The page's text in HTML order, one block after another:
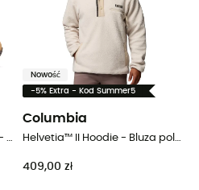
Burnsider Omni-Heat Infinity - Śniegowce meskie
Nowość
-5% Extra - Kod Summer5
Columbia
Helvetia™ II Hoodie - Bluza polarowa meska
409,00 zł